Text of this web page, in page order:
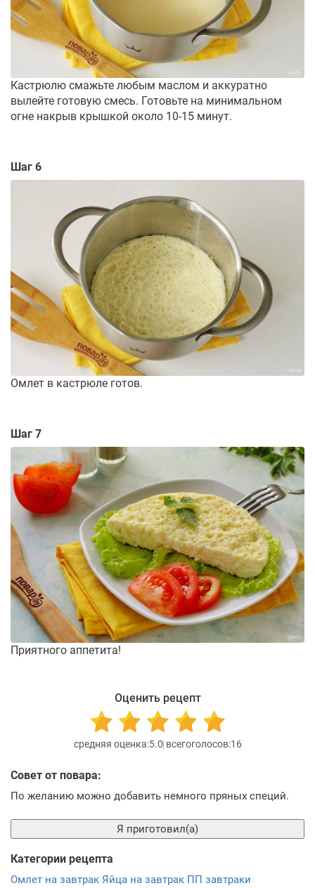
Кастрюлю смажьте любым маслом и аккуратно
вылейте готовую смесь. Готовьте на минимальном
огне накрыв крышкой около 10-15 минут.
Шаг 6
Омлет в кастрюле готов.
Шаг 7
Приятного аппетита!
Оценить рецепт
5.0 16
Совет от повара:
По желанию можно добавить немного пряных специй.
Я приготовил(а)
Категории рецепта
Омлет на завтрак Яйца на завтрак ПП завтраки